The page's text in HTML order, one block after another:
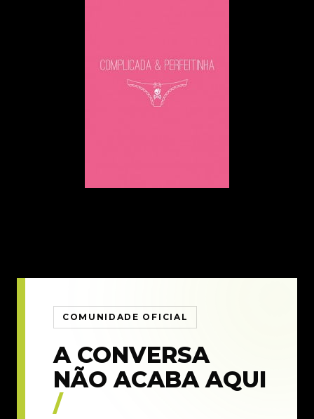
COMUNIDADE OFICIAL
A CONVERSA
NÃO ACABA AQUI
/